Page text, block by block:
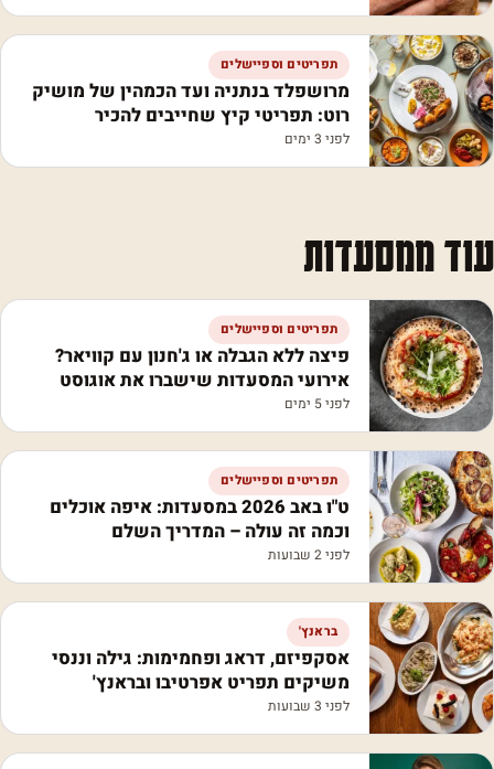
תפריטים וספיישלים
מרושפלד בנתניה ועד הכמהין של מושיק
רוט: תפריטי קיץ שחייבים להכיר
לפני 3 ימים
עוד ממסעדות
תפריטים וספיישלים
פיצה ללא הגבלה או ג'חנון עם קוויאר?
אירועי המסעדות שישברו את אוגוסט
לפני 5 ימים
תפריטים וספיישלים
ט"ו באב 2026 במסעדות: איפה אוכלים
וכמה זה עולה – המדריך השלם
לפני 2 שבועות
בראנץ'
אסקפיזם, דראג ופחמימות: גילה וננסי
משיקים תפריט אפרטיבו ובראנץ'
לפני 3 שבועות